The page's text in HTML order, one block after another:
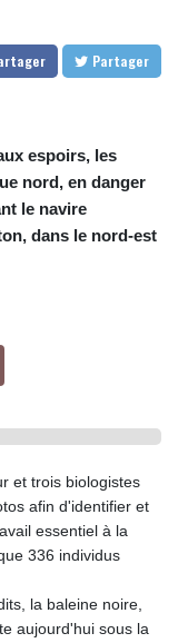
Partager
espoirs, les
nord, en danger
le navire
dans le nord-est
et trois biologistes
afin d'identifier et
essentiel à la
336 individus
la baleine noire,
aujourd'hui sous la